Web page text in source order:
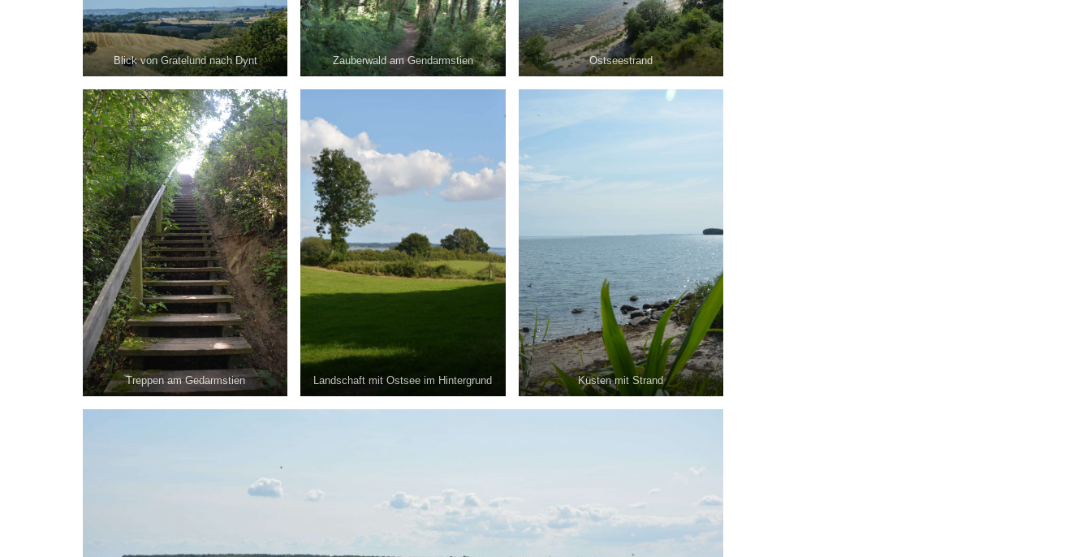
Blick von Gratelund nach Dynt Zauberwald am Gendarmstien Ostseestrand
Treppen am Gedarmstien Landschaft mit Ostsee im Hintergrund Küsten mit Strand